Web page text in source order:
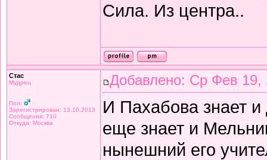
Сила. Из центра..
Стас
Мудрец
Пол:
Зарегистрирован: 13.10.2013
Сообщения: 710
Откуда: Москва
Добавлено: Ср Фев 19,
И Пахабова знает
еще знает и
нынешний его